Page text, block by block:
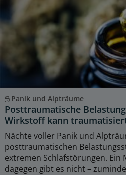
Panik und Alpträume
Posttraumatische
Wirkstoff kann
Nächte voller Panik und
posttraumatischen
extremen Schlafstörungen. Ein
dagegen gibt es nicht –